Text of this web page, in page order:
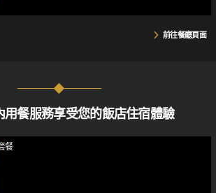
前往餐廳頁面
用餐服務享受您的飯店住宿體驗
餐